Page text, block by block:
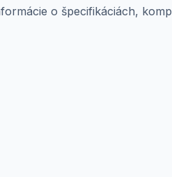
o špecifikáciách,